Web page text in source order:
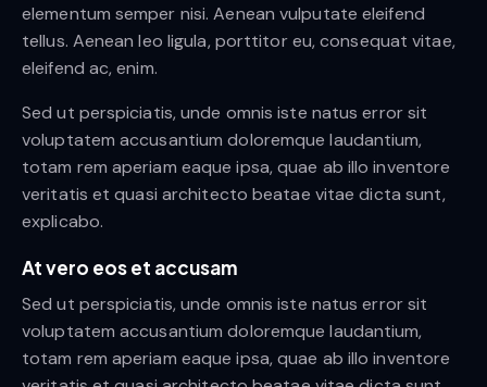
elementum semper nisi. Aenean vulputate eleifend
tellus. Aenean leo ligula, porttitor eu, consequat vitae,
eleifend ac, enim.
Sed ut perspiciatis, unde omnis iste natus error sit
voluptatem accusantium doloremque laudantium,
totam rem aperiam eaque ipsa, quae ab illo inventore
veritatis et quasi architecto beatae vitae dicta sunt,
explicabo.
At vero eos et accusam
Sed ut perspiciatis, unde omnis iste natus error sit
voluptatem accusantium doloremque laudantium,
totam rem aperiam eaque ipsa, quae ab illo inventore